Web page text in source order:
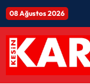
08 Ağustos 2026